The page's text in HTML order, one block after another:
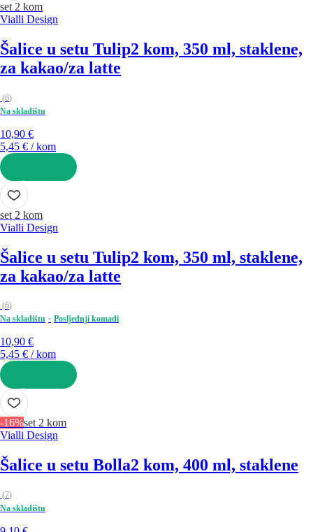
set 2 kom
Vialli Design
Šalice u setu Tulip2 kom, 350 ml, staklene,
za kakao/za latte
(6)
Na skladištu
10,90 €
5,45 € / kom
U KOŠARICU
set 2 kom
Vialli Design
Šalice u setu Tulip2 kom, 350 ml, staklene,
za kakao/za latte
(6)
Na skladištu
Posljednji komadi
10,90 €
5,45 € / kom
U KOŠARICU
-16%set 2 kom
Vialli Design
Šalice u setu Bolla2 kom, 400 ml, staklene
(7)
Na skladištu